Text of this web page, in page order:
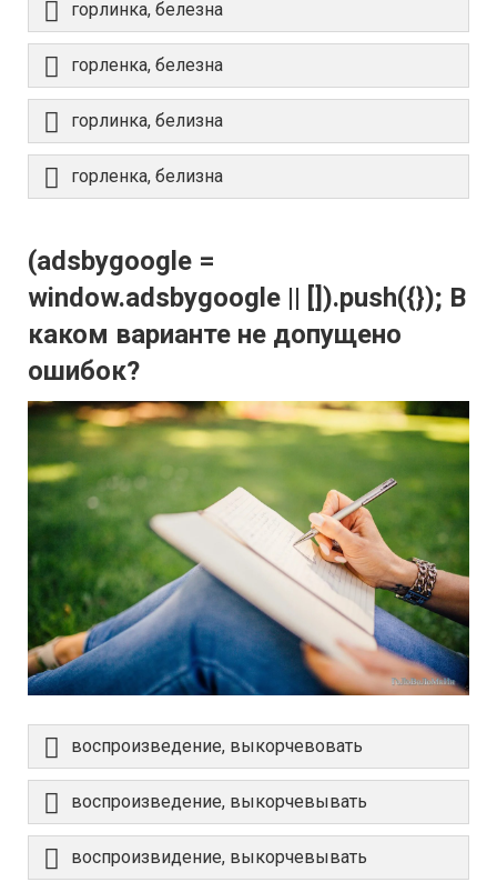
горлинка, белезна
горленка, белезна
горлинка, белизна
горленка, белизна
(adsbygoogle =
window.adsbygoogle || []).push({}); В
каком варианте не допущено
ошибок?
воспроизведение, выкорчевовать
воспроизведение, выкорчевывать
воспроизвидение, выкорчевывать